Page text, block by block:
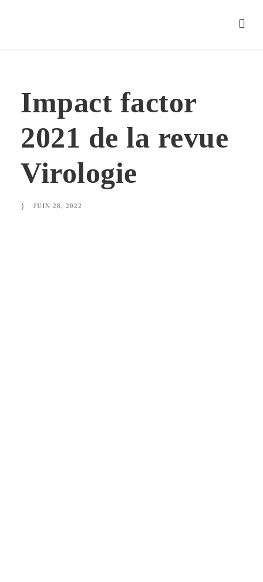
Impact factor
2021 de la revue
Virologie
JUIN 28, 2022